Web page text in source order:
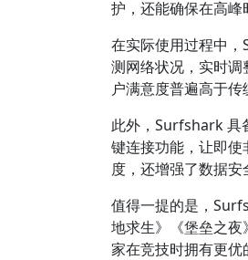
护，还能确保在高峰
在实际使用过程中
测网络状况，实时
户满意度普遍高于
此外，Surfshark 具
键连接功能，让即
度，还增强了数据安
值得一提的是，
地求生》《堡垒之
家在竞技时拥有更